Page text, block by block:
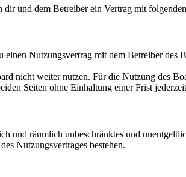
und dem Betreiber ein Vertrag mit
Nutzungsvertrag mit dem Betreiber des
nicht weiter nutzen. Für die Nutzung des
Seiten ohne Einhaltung einer Frist
und räumlich unbeschränktes und
Nutzungsvertrages bestehen.